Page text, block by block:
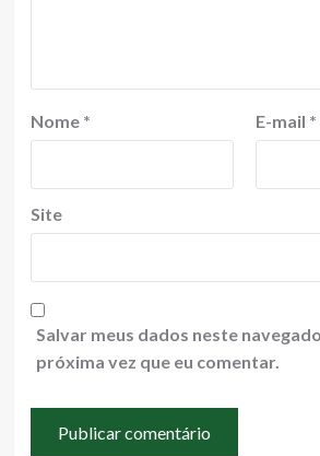
Nome * E-mail *
Site
Salvar meus dados neste
próxima vez que eu comentar.